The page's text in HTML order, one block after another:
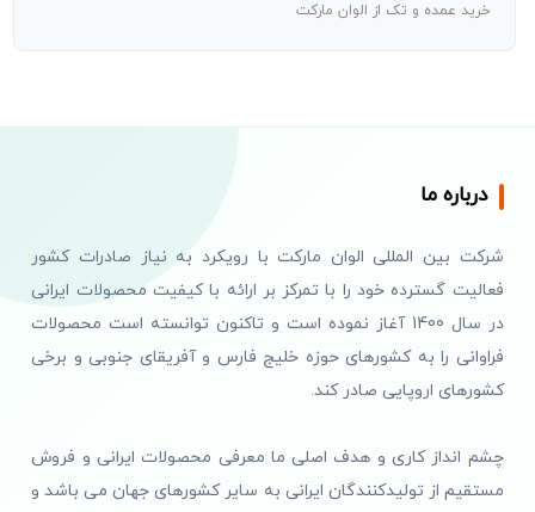
خرید عمده و تک از الوان مارکت
درباره ما
شرکت بین المللی الوان مارکت با رویکرد به نیاز صادرات کشور
فعالیت گسترده خود را با تمرکز بر ارائه با کیفیت محصولات ایرانی
در سال 1400 آغاز نموده است و تاکنون توانسته است محصولات
فراوانی را به کشورهای حوزه خلیج فارس و آفریقای جنوبی و برخی
کشورهای اروپایی صادر کند.
چشم انداز کاری و هدف اصلی ما معرفی محصولات ایرانی و فروش
مستقیم از تولیدکنندگان ایرانی به سایر کشورهای جهان می باشد و